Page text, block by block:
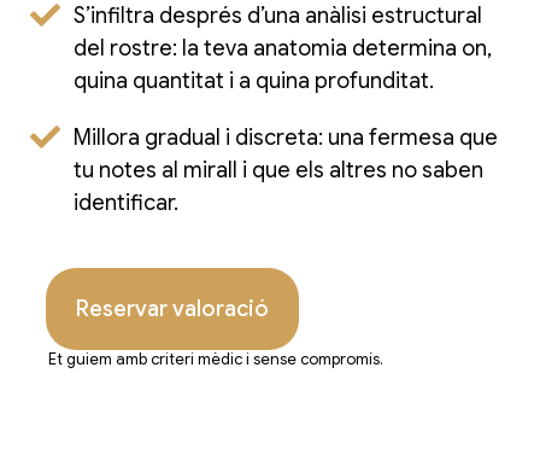
S’infiltra després d’una anàlisi estructural
del rostre: la teva anatomia determina on,
quina quantitat i a quina profunditat.
Millora gradual i discreta: una fermesa que
tu notes al mirall i que els altres no saben
identificar.
Reservar valoració
Et guiem amb criteri mèdic i sense compromís.